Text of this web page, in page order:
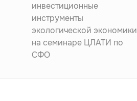
инвестиционные
инструменты
экологической экономики
на семинаре ЦЛАТИ по
СФО